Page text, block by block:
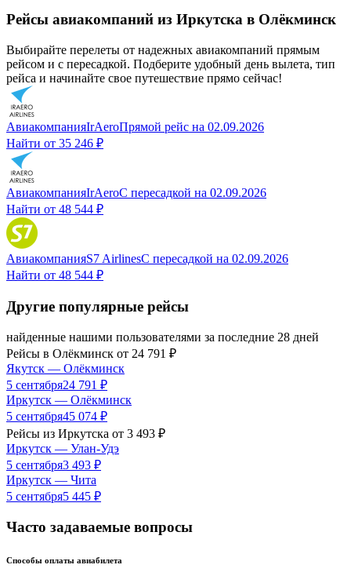
Рейсы авиакомпаний из Иркутска в Олёкминск
Выбирайте перелеты от надежных авиакомпаний прямым
рейсом и с пересадкой. Подберите удобный день вылета, тип
рейса и начинайте свое путешествие прямо сейчас!
АвиакомпанияIrAeroПрямой рейс на 02.09.2026
Найти от 35 246 ₽
АвиакомпанияIrAeroС пересадкой на 02.09.2026
Найти от 48 544 ₽
АвиакомпанияS7 AirlinesС пересадкой на 02.09.2026
Найти от 48 544 ₽
Другие популярные рейсы
найденные нашими пользователями за последние 28 дней
Рейсы в Олёкминск от 24 791 ₽
Якутск — Олёкминск
5 сентября24 791 ₽
Иркутск — Олёкминск
5 сентября45 074 ₽
Рейсы из Иркутска от 3 493 ₽
Иркутск — Улан-Удэ
5 сентября3 493 ₽
Иркутск — Чита
5 сентября5 445 ₽
Часто задаваемые вопросы
Способы оплаты авиабилета